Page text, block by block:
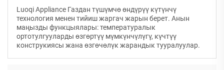
Luoqi Appliance Газдан түшүмчө өндүрүү күтүнчү
технология менен тийиш жаргач жарын берет. Анын
маңызды функцыялары: температуралык
ортотулгууларды өзгөртүү мүмкүнчүлүгү, күчтүү
конструкиясы жана өзгөчөлүк жарандык тууралуулар.